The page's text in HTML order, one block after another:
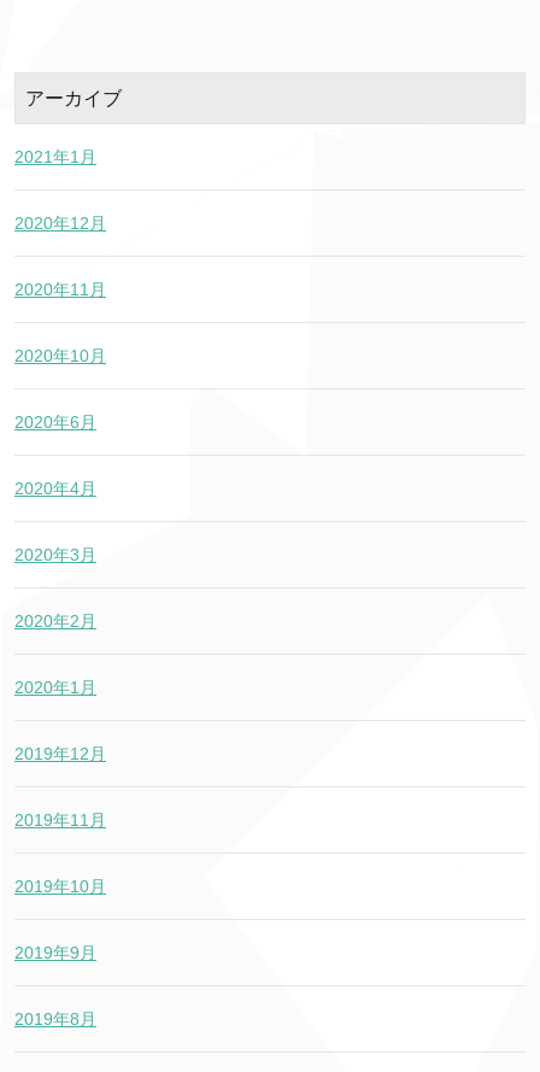
アーカイブ
2021年1月
2020年12月
2020年11月
2020年10月
2020年6月
2020年4月
2020年3月
2020年2月
2020年1月
2019年12月
2019年11月
2019年10月
2019年9月
2019年8月